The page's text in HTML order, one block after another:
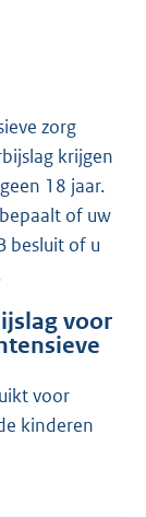
krijgen
18 jaar.
of uw
besluit of u
voor
kinderen